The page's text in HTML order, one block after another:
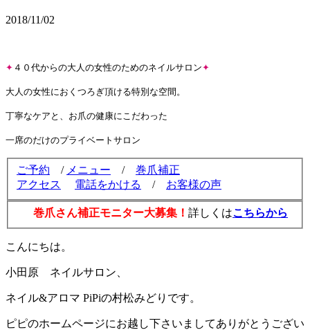
2018/11/02
✦ ４０代からの大人の女性のためのネイルサロン✦
大人の女性におくつろぎ頂ける特別な空間。
丁寧なケアと、お爪の健康にこだわった
一席のだけのプライベートサロン
ご予約 / メニュー / 巻爪補正
アクセス
電話をかける / お客様の声
巻爪さん補正モニター大募集！ 詳しくはこちらから
こんにちは。
小田原 ネイルサロン、
ネイル&アロマ PiPiの村松みどりです。
ピピのホームページにお越し下さいましてありがとうござい